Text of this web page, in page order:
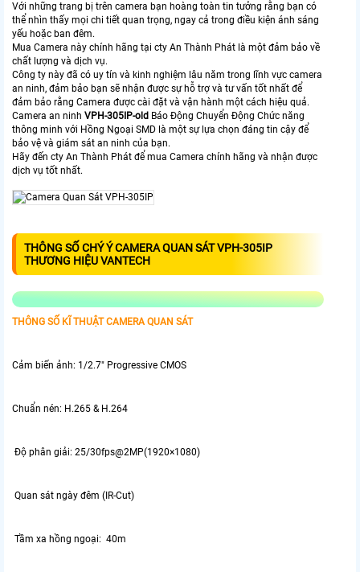
Với những trang bị trên camera bạn hoàng toàn tin tưởng rằng bạn có
thể nhìn thấy mọi chi tiết quan trọng, ngay cả trong điều kiện ánh sáng
yếu hoặc ban đêm.
Mua Camera này chính hãng tại cty An Thành Phát là một đảm bảo về
chất lượng và dịch vụ.
Công ty này đã có uy tín và kinh nghiệm lâu năm trong lĩnh vực camera
an ninh, đảm bảo bạn sẽ nhận được sự hỗ trợ và tư vấn tốt nhất để
đảm bảo rằng Camera được cài đặt và vận hành một cách hiệu quả.
Camera an ninh VPH-305IP-old Báo Động Chuyển Động Chức năng
thông minh với Hồng Ngoại SMD là một sự lựa chọn đáng tin cậy để
bảo vệ và giám sát an ninh của bạn.
Hãy đến cty An Thành Phát để mua Camera chính hãng và nhận được
dịch vụ tốt nhất.
THÔNG SỐ CHÝ Ý CAMERA QUAN SÁT VPH-305IP
THƯƠNG HIỆU VANTECH
THÔNG SỐ KĨ THUẬT CAMERA QUAN SÁT
Cảm biến ảnh: 1/2.7" Progressive CMOS
Chuẩn nén: H.265 & H.264
Độ phân giải: 25/30fps@2MP(1920×1080)
Quan sát ngày đêm (IR-Cut)
Tầm xa hồng ngoại: 40m